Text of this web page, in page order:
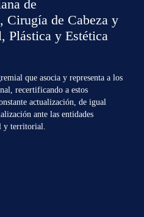
de
Cirugía de Cabeza y
Plástica y Estética
que asocia y representa a los
recertificando a estos
actualización, de igual
ante las entidades
y territorial.